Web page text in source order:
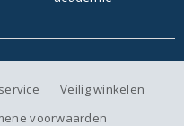
Veilig winkelen
voorwaarden